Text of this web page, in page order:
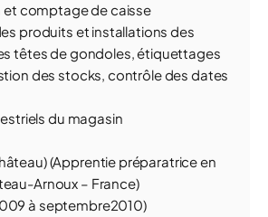
et comptage de caisse
produits et installations des
têtes de gondoles, étiquettages
des stocks, contrôle des dates
du magasin
(Apprentie préparatrice en
Arnoux – France)
à septembre2010)